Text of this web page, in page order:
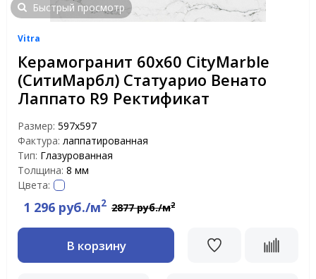
Быстрый просмотр
Vitra
Керамогранит 60х60 CityMarble
(СитиМарбл) Статуарио Венато
Лаппато R9 Ректификат
Размер: 597х597
Фактура: лаппатированная
Тип: Глазурованная
Толщина: 8 мм
Цвета:
1 296 руб./м2 2877 руб./м2
В корзину